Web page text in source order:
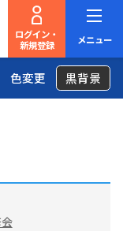
ログイン・
新規登録
メニュー
色変更 黒背景